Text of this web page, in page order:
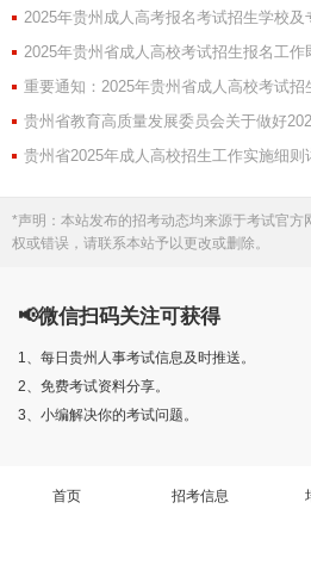
2025年贵州成人高考报名考试招生学校及
2025年贵州省成人高校考试招生报名工作
重要通知：2025年贵州省成人高校考试招
贵州省教育高质量发展委员会关于做好
贵州省2025年成人高校招生工作实施细则
*声明：本站发布的招考动态均来源于考试官方
权或错误，请联系本站予以更改或删除。
📢微信扫码关注可获得
1、每日贵州人事考试信息及时推送。
2、免费考试资料分享。
3、小编解决你的考试问题。
首页 招考信息